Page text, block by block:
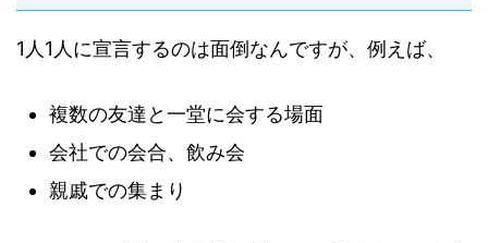
1人1人に宣言するのは面倒なんですが、例えば、
複数の友達と一堂に会する場面
会社での会合、飲み会
親戚での集まり